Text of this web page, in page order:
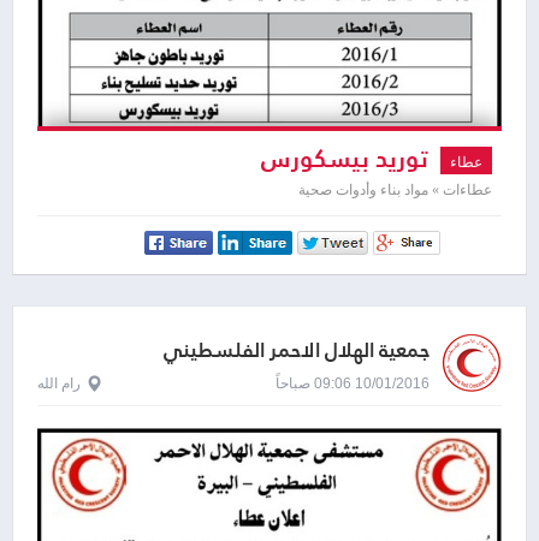
عطاء توريد بيسكورس
عطاءات » مواد بناء وأدوات صحية
جمعية الهلال الاحمر الفلسطيني
10/01/2016 09:06 صباحاً رام الله